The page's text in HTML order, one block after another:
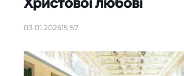
Христової любові
03.01.202515:57